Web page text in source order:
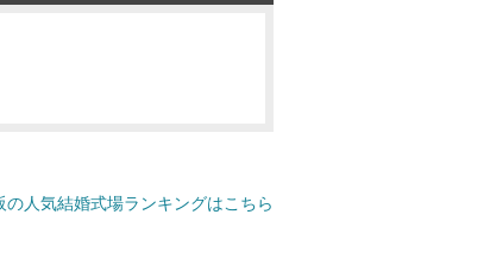
の人気結婚式場ランキングはこちら